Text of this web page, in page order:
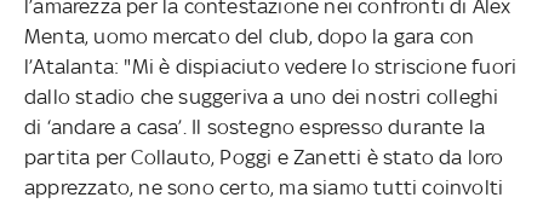
l’amarezza per la contestazione nei confronti di Alex
Menta, uomo mercato del club, dopo la gara con
l’Atalanta: "Mi è dispiaciuto vedere lo striscione fuori
dallo stadio che suggeriva a uno dei nostri colleghi
di ‘andare a casa’. Il sostegno espresso durante la
partita per Collauto, Poggi e Zanetti è stato da loro
apprezzato, ne sono certo, ma siamo tutti coinvolti